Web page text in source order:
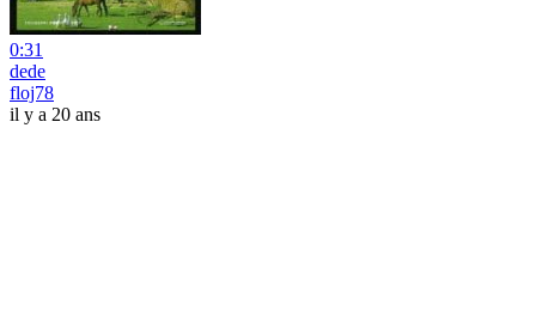
0:31
dede
floj78
il y a 20 ans